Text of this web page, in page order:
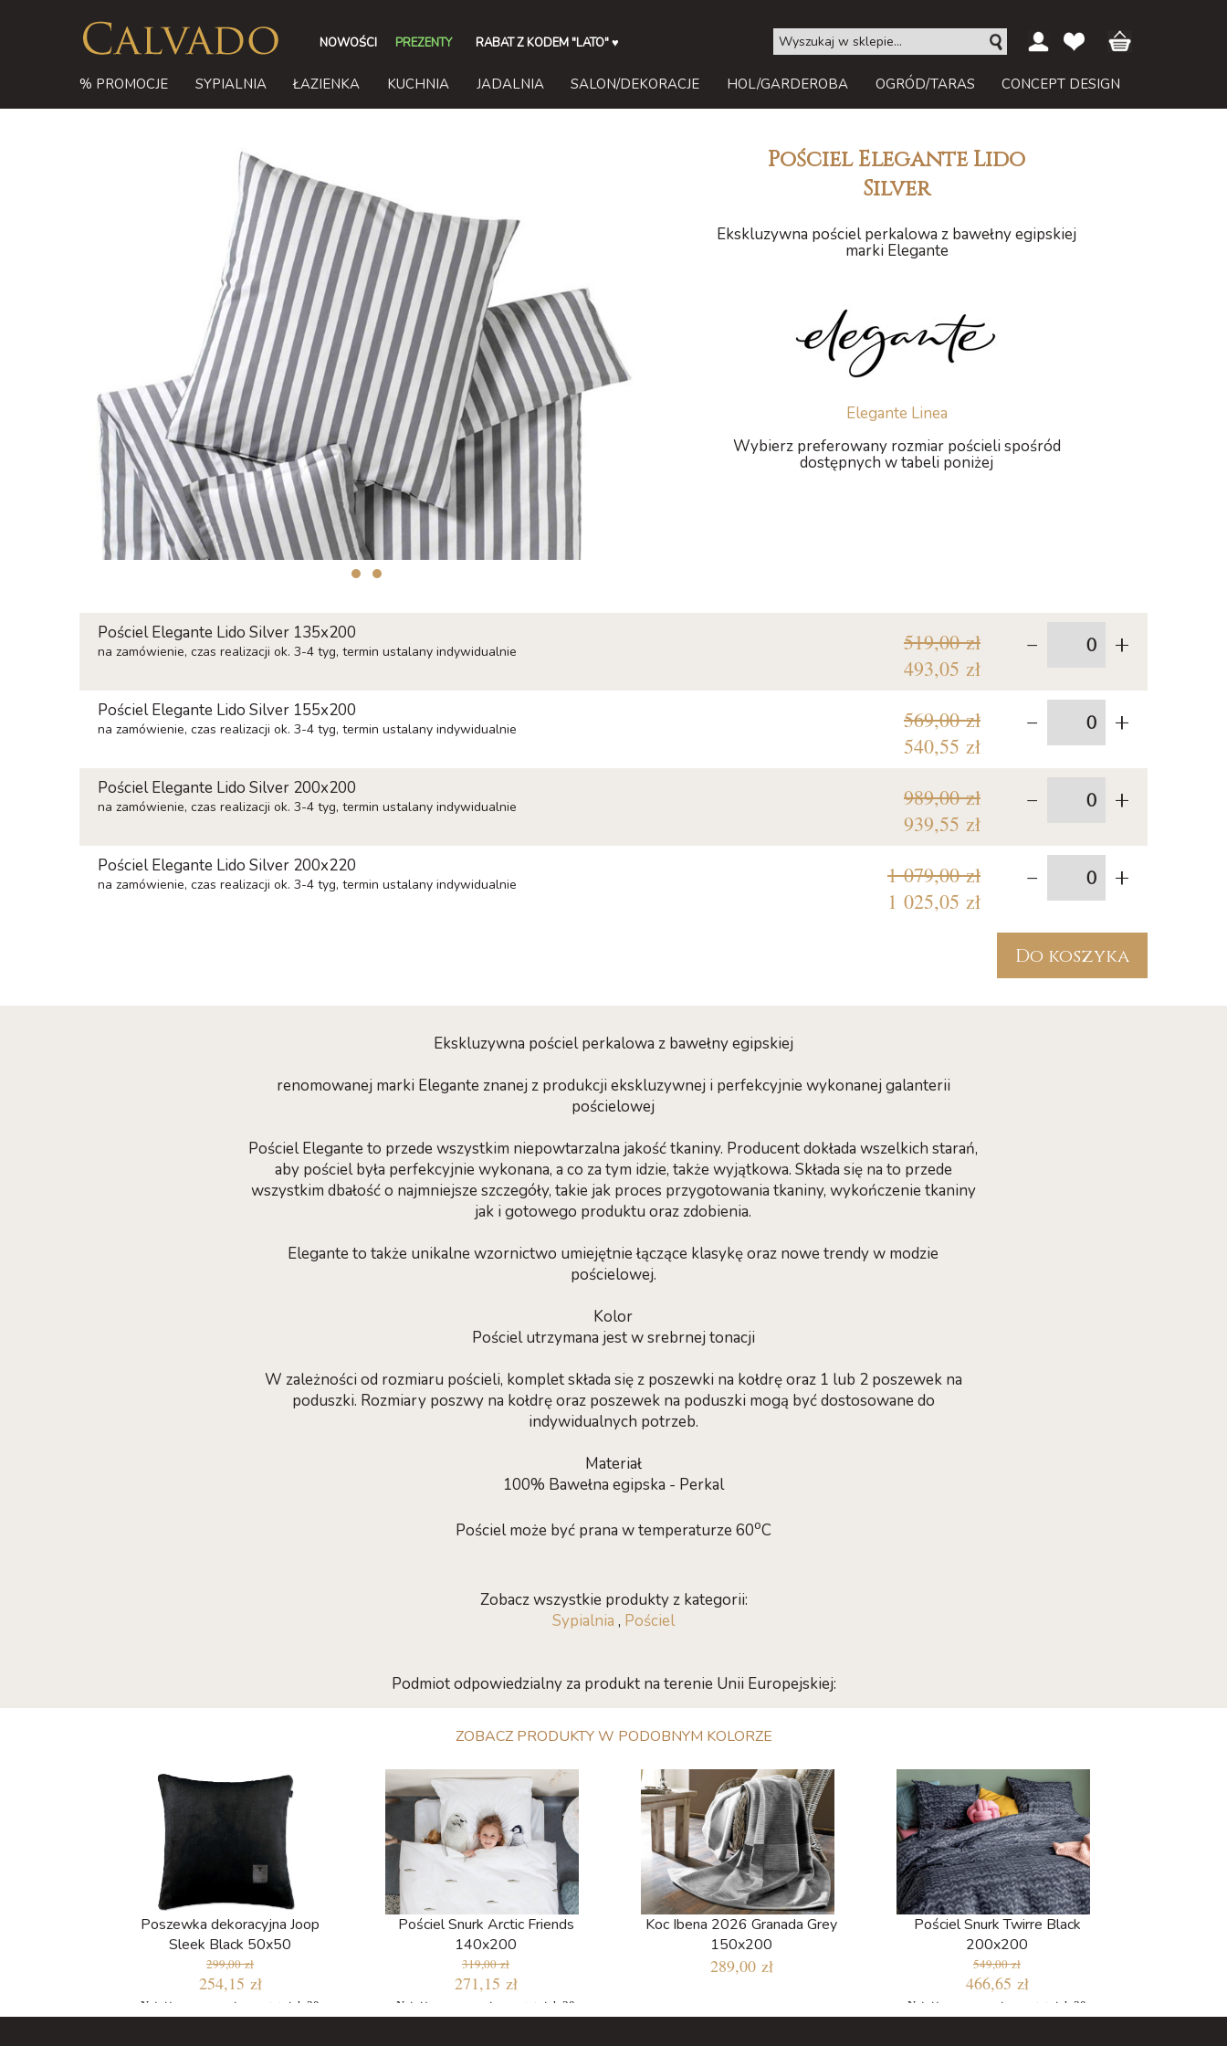
NOWOŚCI PREZENTY RABAT Z KODEM "LATO"♥
% PROMOCJE SYPIALNIA ŁAZIENKA KUCHNIA JADALNIA SALON/DEKORACJE HOL/GARDEROBA OGRÓD/TARAS CONCEPT DESIGN
Pościel Elegante Lido
Silver
Ekskluzywna pościel perkalowa z bawełny egipskiej
marki Elegante
Elegante Linea
Wybierz preferowany rozmiar pościeli spośród
dostępnych w tabeli poniżej
Pościel Elegante Lido Silver 135x200
na zamówienie, czas realizacji ok. 3-4 tyg, termin ustalany indywidualnie
519,00 zł
493,05 zł
- +
Pościel Elegante Lido Silver 155x200
na zamówienie, czas realizacji ok. 3-4 tyg, termin ustalany indywidualnie
569,00 zł
540,55 zł
- +
Pościel Elegante Lido Silver 200x200
na zamówienie, czas realizacji ok. 3-4 tyg, termin ustalany indywidualnie
989,00 zł
939,55 zł
- +
Pościel Elegante Lido Silver 200x220
na zamówienie, czas realizacji ok. 3-4 tyg, termin ustalany indywidualnie
1 079,00 zł
1 025,05 zł
- +
Do koszyka
Ekskluzywna pościel perkalowa z bawełny egipskiej
renomowanej marki Elegante znanej z produkcji ekskluzywnej i perfekcyjnie wykonanej galanterii
pościelowej
Pościel Elegante to przede wszystkim niepowtarzalna jakość tkaniny. Producent dokłada wszelkich starań,
aby pościel była perfekcyjnie wykonana, a co za tym idzie, także wyjątkowa. Składa się na to przede
wszystkim dbałość o najmniejsze szczegóły, takie jak proces przygotowania tkaniny, wykończenie tkaniny
jak i gotowego produktu oraz zdobienia.
Elegante to także unikalne wzornictwo umiejętnie łączące klasykę oraz nowe trendy w modzie
pościelowej.
Kolor
Pościel utrzymana jest w srebrnej tonacji
W zależności od rozmiaru pościeli, komplet składa się z poszewki na kołdrę oraz 1 lub 2 poszewek na
poduszki. Rozmiary poszwy na kołdrę oraz poszewek na poduszki mogą być dostosowane do
indywidualnych potrzeb.
Materiał
100% Bawełna egipska - Perkal
Pościel może być prana w temperaturze 60oC
Zobacz wszystkie produkty z kategorii:
Sypialnia , Pościel
Podmiot odpowiedzialny za produkt na terenie Unii Europejskiej:
ZOBACZ PRODUKTY W PODOBNYM KOLORZE
Poszewka dekoracyjna Joop
Sleek Black 50x50
299,00 zł
254,15 zł
Najniższa cena w ciągu ostatnich 30
dni: 254,15 zł
Pościel Snurk Arctic Friends
140x200
319,00 zł
271,15 zł
Najniższa cena w ciągu ostatnich 30
dni: 271,15 zł
Koc Ibena 2026 Granada Grey
150x200
289,00 zł
Pościel Snurk Twirre Black
200x200
549,00 zł
466,65 zł
Najniższa cena w ciągu ostatnich 30
dni: 466,65 zł